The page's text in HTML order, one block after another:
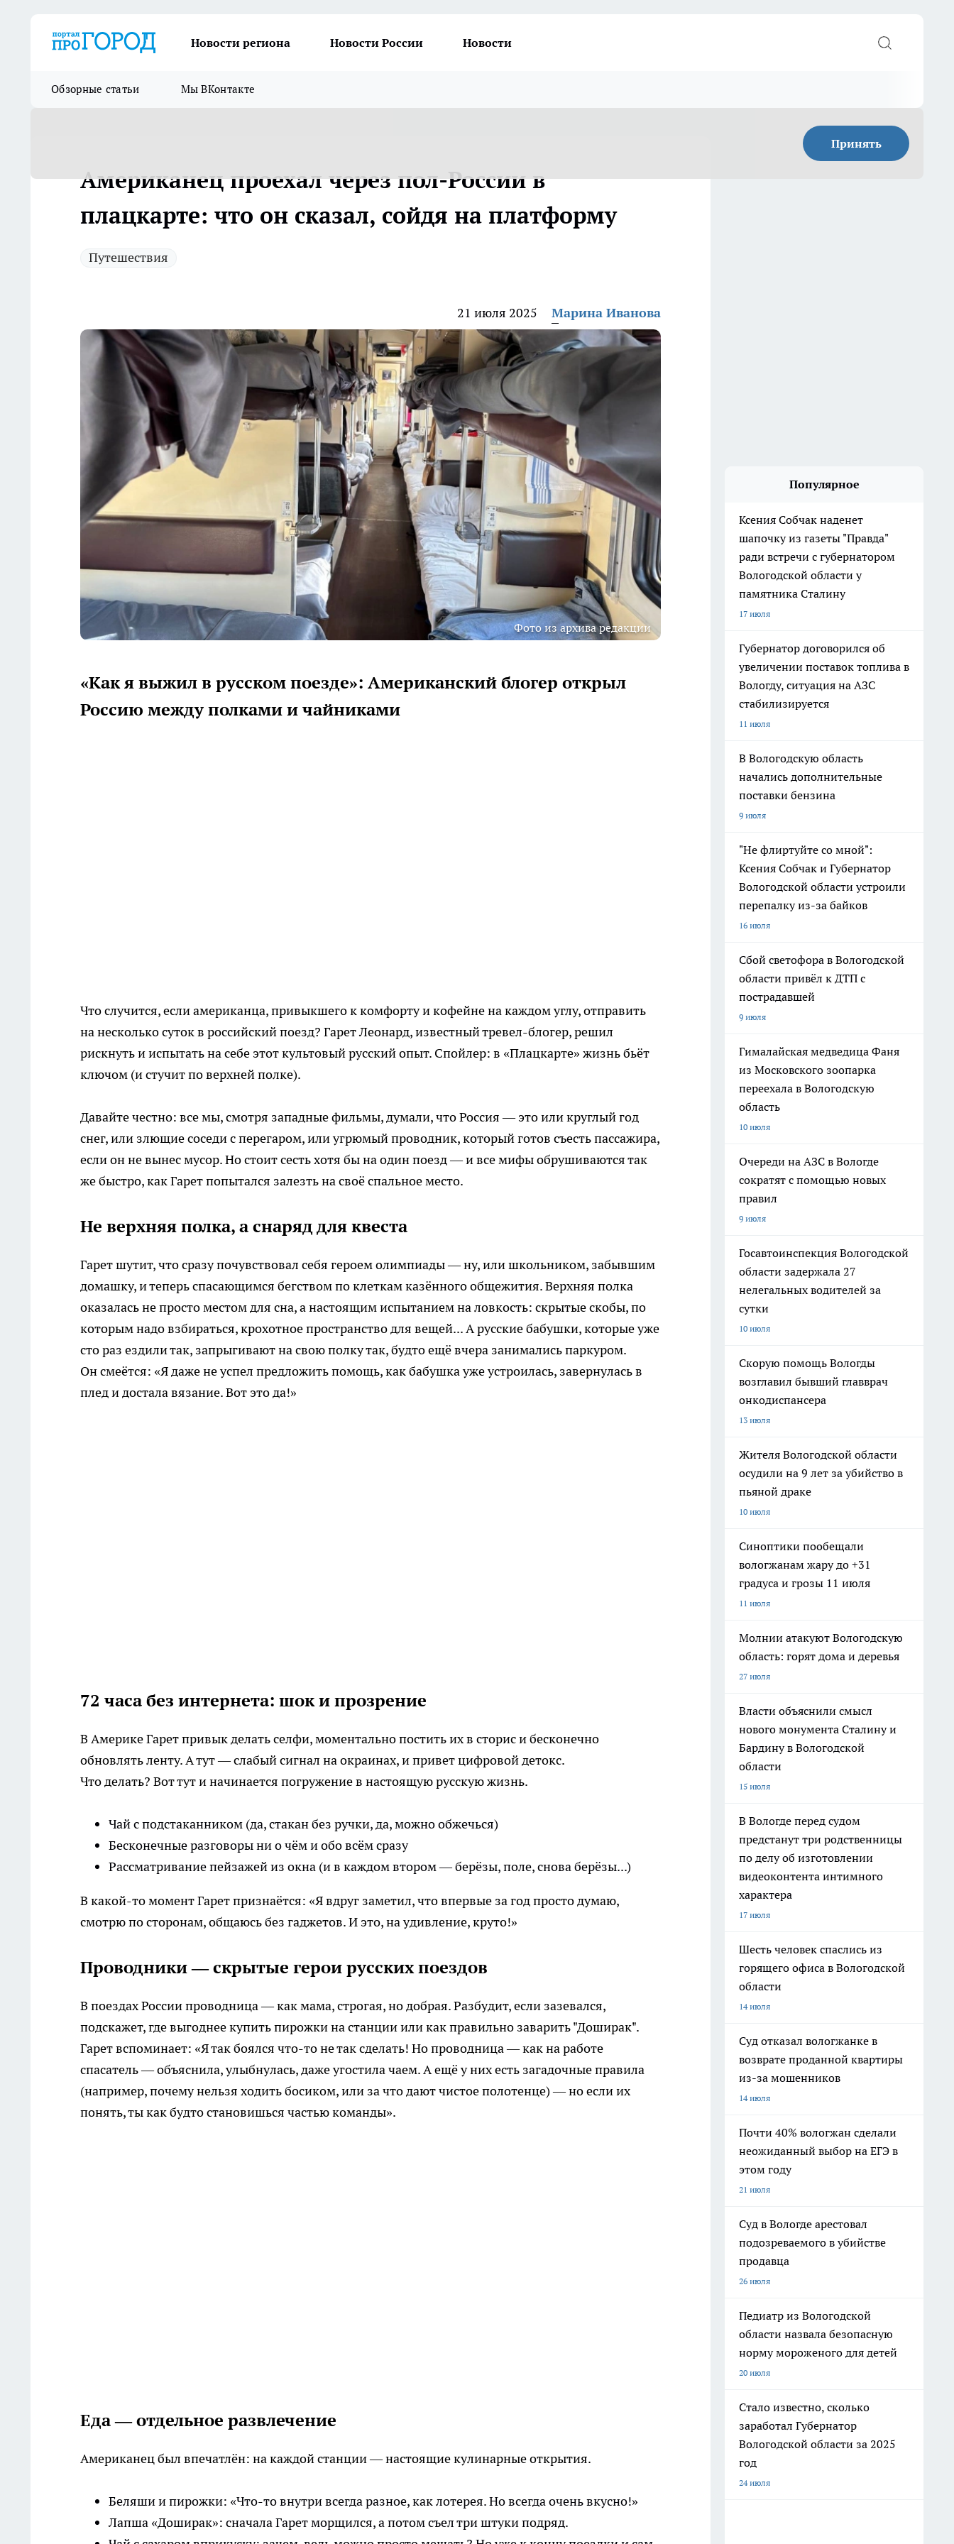
Новости региона Новости России Новости
Обзорные статьи Мы ВКонтакте
Принять
Американец проехал через пол-России в
плацкарте: что он сказал, сойдя на платформу
Путешествия
21 июля 2025 Марина Иванова
Фото из архива редакции
«Как я выжил в русском поезде»: Американский блогер открыл
Россию между полками и чайниками
Что случится, если американца, привыкшего к комфорту и кофейне на каждом углу, отправить
на несколько суток в российский поезд? Гарет Леонард, известный тревел-блогер, решил
рискнуть и испытать на себе этот культовый русский опыт. Спойлер: в «Плацкарте» жизнь бьёт
ключом (и стучит по верхней полке).
Давайте честно: все мы, смотря западные фильмы, думали, что Россия — это или круглый год
снег, или злющие соседи с перегаром, или угрюмый проводник, который готов съесть пассажира,
если он не вынес мусор. Но стоит сесть хотя бы на один поезд — и все мифы обрушиваются так
же быстро, как Гарет попытался залезть на своё спальное место.
Не верхняя полка, а снаряд для квеста
Гарет шутит, что сразу почувствовал себя героем олимпиады — ну, или школьником, забывшим
домашку, и теперь спасающимся бегством по клеткам казённого общежития. Верхняя полка
оказалась не просто местом для сна, а настоящим испытанием на ловкость: скрытые скобы, по
которым надо взбираться, крохотное пространство для вещей... А русские бабушки, которые уже
сто раз ездили так, запрыгивают на свою полку так, будто ещё вчера занимались паркуром.
Он смеётся: «Я даже не успел предложить помощь, как бабушка уже устроилась, завернулась в
плед и достала вязание. Вот это да!»
72 часа без интернета: шок и прозрение
В Америке Гарет привык делать селфи, моментально постить их в сторис и бесконечно
обновлять ленту. А тут — слабый сигнал на окраинах, и привет цифровой детокс.
Что делать? Вот тут и начинается погружение в настоящую русскую жизнь.
Чай с подстаканником (да, стакан без ручки, да, можно обжечься)
Бесконечные разговоры ни о чём и обо всём сразу
Рассматривание пейзажей из окна (и в каждом втором — берёзы, поле, снова берёзы...)
В какой-то момент Гарет признаётся: «Я вдруг заметил, что впервые за год просто думаю,
смотрю по сторонам, общаюсь без гаджетов. И это, на удивление, круто!»
Проводники — скрытые герои русских поездов
В поездах России проводница — как мама, строгая, но добрая. Разбудит, если зазевался,
подскажет, где выгоднее купить пирожки на станции или как правильно заварить "Доширак".
Гарет вспоминает: «Я так боялся что-то не так сделать! Но проводница — как на работе
спасатель — объяснила, улыбнулась, даже угостила чаем. А ещё у них есть загадочные правила
(например, почему нельзя ходить босиком, или за что дают чистое полотенце) — но если их
понять, ты как будто становишься частью команды».
Еда — отдельное развлечение
Американец был впечатлён: на каждой станции — настоящие кулинарные открытия.
Беляши и пирожки: «Что-то внутри всегда разное, как лотерея. Но всегда очень вкусно!»
Лапша «Доширак»: сначала Гарет морщился, а потом съел три штуки подряд.
Популярное
Ксения Собчак наденет
шапочку из газеты "Правда"
ради встречи с губернатором
Вологодской области у
памятника Сталину
17 июля
Губернатор договорился об
увеличении поставок топлива в
Вологду, ситуация на АЗС
стабилизируется
11 июля
В Вологодскую область
начались дополнительные
поставки бензина
9 июля
"Не флиртуйте со мной":
Ксения Собчак и Губернатор
Вологодской области устроили
перепалку из-за байков
16 июля
Сбой светофора в Вологодской
области привёл к ДТП с
пострадавшей
9 июля
Гималайская медведица Фаня
из Московского зоопарка
переехала в Вологодскую
область
10 июля
Очереди на АЗС в Вологде
сократят с помощью новых
правил
9 июля
Госавтоинспекция Вологодской
области задержала 27
нелегальных водителей за
сутки
10 июля
Скорую помощь Вологды
возглавил бывший главврач
онкодиспансера
13 июля
Жителя Вологодской области
осудили на 9 лет за убийство в
пьяной драке
10 июля
Синоптики пообещали
вологжанам жару до +31
градуса и грозы 11 июля
11 июля
Молнии атакуют Вологодскую
область: горят дома и деревья
27 июля
Власти объяснили смысл
нового монумента Сталину и
Бардину в Вологодской
области
15 июля
В Вологде перед судом
предстанут три родственницы
по делу об изготовлении
видеоконтента интимного
характера
17 июля
Шесть человек спаслись из
горящего офиса в Вологодской
области
14 июля
Суд отказал вологжанке в
возврате проданной квартиры
из-за мошенников
14 июля
Почти 40% вологжан сделали
неожиданный выбор на ЕГЭ в
этом году
21 июля
Суд в Вологде арестовал
подозреваемого в убийстве
продавца
26 июля
Педиатр из Вологодской
области назвала безопасную
норму мороженого для детей
20 июля
Стало известно, сколько
заработал Губернатор
Вологодской области за 2025
год
24 июля